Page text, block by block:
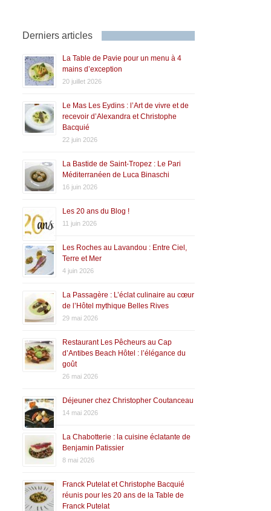
Derniers articles
La Table de Pavie pour un menu à 4
mains d’exception
20 juillet 2026
Le Mas Les Eydins : l’Art de vivre et de
recevoir d’Alexandra et Christophe
Bacquié
22 juin 2026
La Bastide de Saint-Tropez : Le Pari
Méditerranéen de Luca Binaschi
16 juin 2026
Les 20 ans du Blog !
11 juin 2026
Les Roches au Lavandou : Entre Ciel,
Terre et Mer
4 juin 2026
La Passagère : L’éclat culinaire au cœur
de l’Hôtel mythique Belles Rives
29 mai 2026
Restaurant Les Pêcheurs au Cap
d’Antibes Beach Hôtel : l’élégance du
goût
26 mai 2026
Déjeuner chez Christopher Coutanceau
14 mai 2026
La Chabotterie : la cuisine éclatante de
Benjamin Patissier
8 mai 2026
Franck Putelat et Christophe Bacquié
réunis pour les 20 ans de la Table de
Franck Putelat